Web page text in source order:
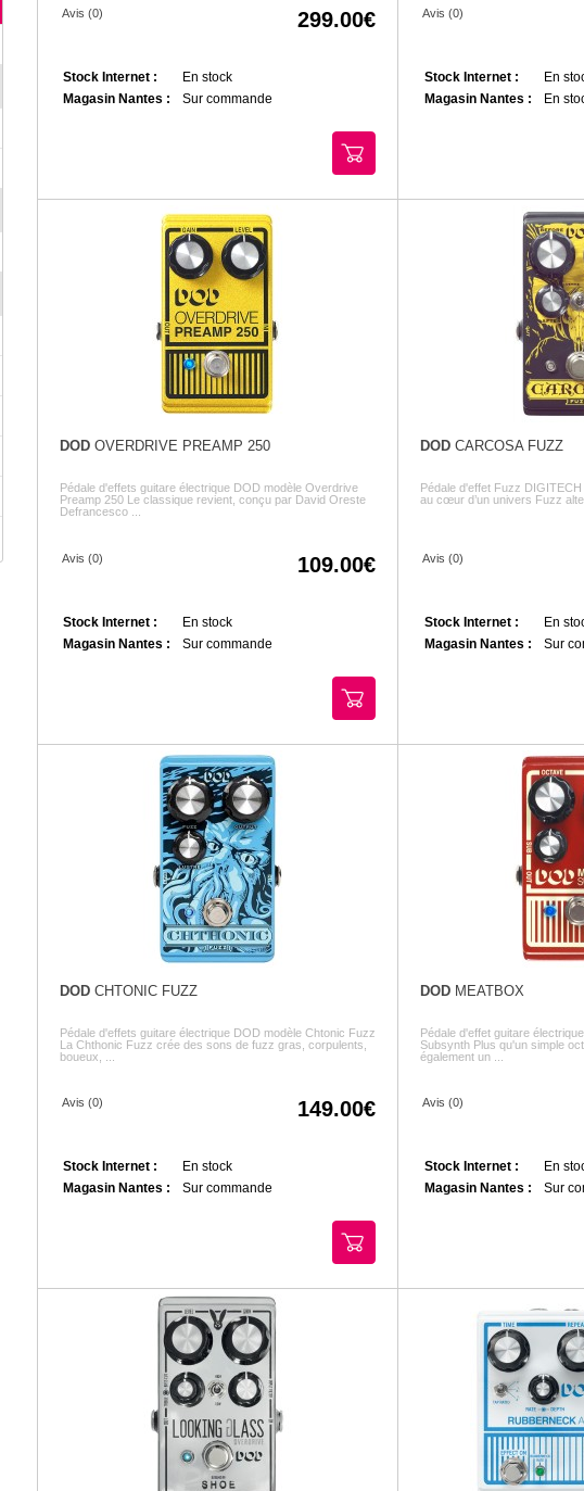
Avis (0) 299.00
Stock Internet :
En stock
Magasin Nantes :
Sur commande
Avis (0)
Stock Internet :
En
Magasin Nantes :
En
DODOVERDRIVE PREAMP 250
Pédale d'effets guitare électrique DOD modèle Overdrive
Preamp 250 Le classique revient, conçu par David Oreste
Defrancesco ...
Avis (0) 109.00
Stock Internet :
En stock
Magasin Nantes :
Sur commande
DODCARCOSA FUZZ
Pédale d'effet Fuzz
au cœur d’un univers Fuzz
Avis (0)
Stock Internet :
En
Magasin Nantes :
Sur
DODCHTONIC FUZZ
Pédale d'effets guitare électrique DOD modèle Chtonic Fuzz
La Chthonic Fuzz crée des sons de fuzz gras, corpulents,
boueux, ...
Avis (0) 149.00
Stock Internet :
En stock
Magasin Nantes :
Sur commande
DODMEATBOX
Pédale d'effet guitare
Subsynth Plus qu'un simple
également un ...
Avis (0)
Stock Internet :
En
Magasin Nantes :
Sur